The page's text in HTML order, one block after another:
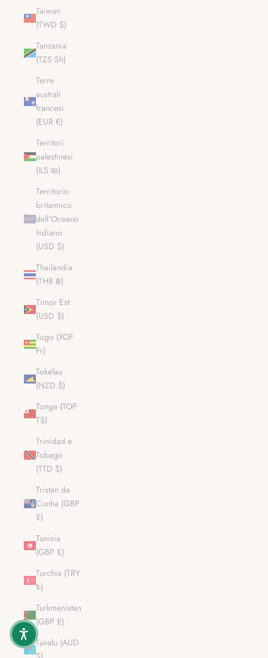
Taiwan
(TWD $)
Tanzania
(TZS Sh)
Terre
australi
francesi
(EUR €)
Territori
palestinesi
(ILS ₪)
Territorio
britannico
dell’Oceano
Indiano
(USD $)
Thailandia
(THB ฿)
Timor Est
(USD $)
Togo (XOF
Fr)
Tokelau
(NZD $)
Tonga (TOP
T$)
Trinidad e
Tobago
(TTD $)
Tristan da
Cunha (GBP
£)
Tunisia
(GBP £)
Turchia (TRY
₺)
Turkmenistan
(GBP £)
Tuvalu (AUD